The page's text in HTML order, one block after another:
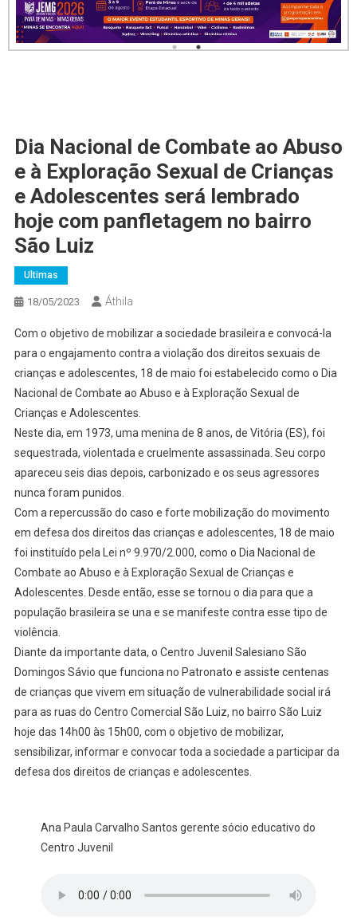
Dia Nacional de Combate ao Abuso
e à Exploração Sexual de Crianças
e Adolescentes será lembrado
hoje com panfletagem no bairro
São Luiz
Ultimas
18/05/2023 Áthila
Com o objetivo de mobilizar a sociedade brasileira e convocá-la
para o engajamento contra a violação dos direitos sexuais de
crianças e adolescentes, 18 de maio foi estabelecido como o Dia
Nacional de Combate ao Abuso e à Exploração Sexual de
Crianças e Adolescentes.
Neste dia, em 1973, uma menina de 8 anos, de Vitória (ES), foi
sequestrada, violentada e cruelmente assassinada. Seu corpo
apareceu seis dias depois, carbonizado e os seus agressores
nunca foram punidos.
Com a repercussão do caso e forte mobilização do movimento
em defesa dos direitos das crianças e adolescentes, 18 de maio
foi instituído pela Lei nº 9.970/2.000, como o Dia Nacional de
Combate ao Abuso e à Exploração Sexual de Crianças e
Adolescentes. Desde então, esse se tornou o dia para que a
população brasileira se una e se manifeste contra esse tipo de
violência.
Diante da importante data, o Centro Juvenil Salesiano São
Domingos Sávio que funciona no Patronato e assiste centenas
de crianças que vivem em situação de vulnerabilidade social irá
para as ruas do Centro Comercial São Luiz, no bairro São Luiz
hoje das 14h00 às 15h00, com o objetivo de mobilizar,
sensibilizar, informar e convocar toda a sociedade a participar da
defesa dos direitos de crianças e adolescentes.
Ana Paula Carvalho Santos gerente sócio educativo do
Centro Juvenil